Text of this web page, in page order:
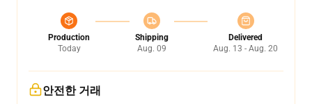
Production
Today
Shipping
Aug. 09
Delivered
Aug. 13 - Aug. 20
안전한 거래